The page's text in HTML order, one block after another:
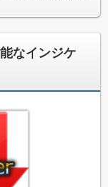
なインジケ